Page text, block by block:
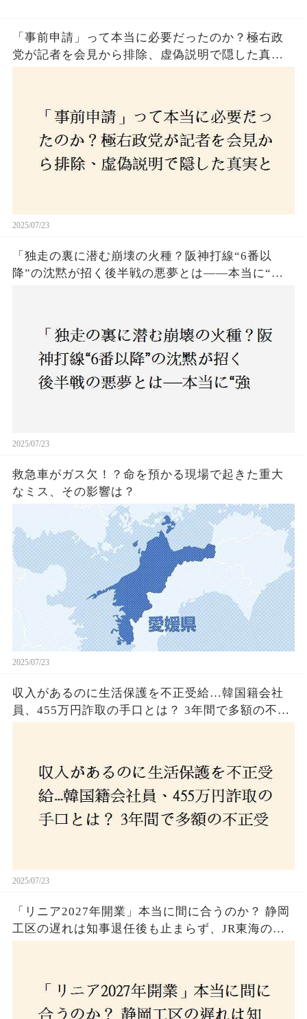
「事前申請」って本当に必要だったのか？極右政
党が記者を会見から排除、虚偽説明で隠した真実
2025/07/23
「独走の裏に潜む崩壊の火種？阪神打線“6番以
降”の沈黙が招く後半戦の悪夢とは——本当に“強
2025/07/23
救急車がガス欠！？命を預かる現場で起きた重大
なミス、その影響は？
2025/07/23
収入があるのに生活保護を不正受給…韓国籍会社
員、455万円詐取の手口とは？ 3年間で多額の不正
2025/07/23
「リニア2027年開業」本当に間に合うのか？ 静岡
工区の遅れは知事退任後も止まらず、JR東海のず